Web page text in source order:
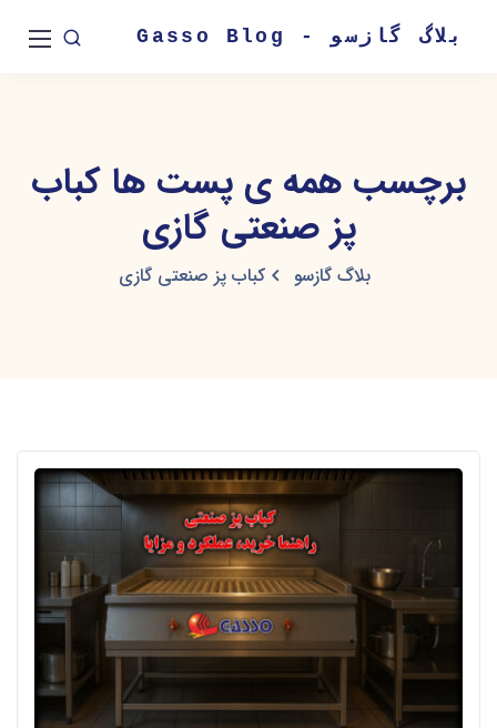
بلاگ گازسو - Gasso Blog
برچسب همه ی پست ها کباب
پز صنعتی گازی
بلاگ گازسو کباب پز صنعتی گازی